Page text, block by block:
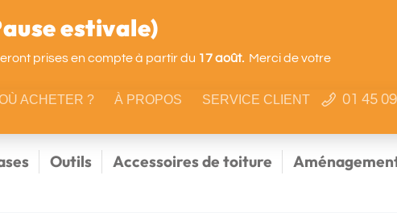
estivale)
prises en compte à partir du 17 août. Merci de votre
ACHETER ? À PROPOS SERVICE CLIENT 01 45
Outils Accessoires de toiture